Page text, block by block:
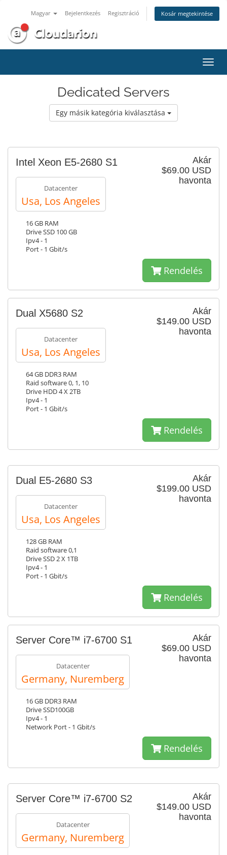
Magyar Bejelentkezés Regisztráció Kosár megtekintése
a
Dedicated Servers
Egy másik kategória kiválasztása
Akár
$69.00 USD
havonta
Intel Xeon E5-2680 S1
Datacenter
Usa, Los Angeles
16 GB RAM
Drive SSD 100 GB
Ipv4 - 1
Port - 1 Gbit/s
Rendelés
Akár
$149.00 USD
havonta
Dual X5680 S2
Datacenter
Usa, Los Angeles
64 GB DDR3 RAM
Raid software 0, 1, 10
Drive HDD 4 X 2TB
Ipv4 - 1
Port - 1 Gbit/s
Rendelés
Akár
$199.00 USD
havonta
Dual E5-2680 S3
Datacenter
Usa, Los Angeles
128 GB RAM
Raid software 0,1
Drive SSD 2 X 1TB
Ipv4 - 1
Port - 1 Gbit/s
Rendelés
Akár
$69.00 USD
havonta
Server Core™ i7-6700 S1
Datacenter
Germany, Nuremberg
16 GB DDR3 RAM
Drive SSD100GB
Ipv4 - 1
Network Port - 1 Gbit/s
Rendelés
Akár
$149.00 USD
havonta
Server Core™ i7-6700 S2
Datacenter
Germany, Nuremberg